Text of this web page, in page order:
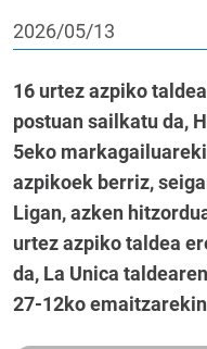
2026/05/13
16 urtez azpiko
postuan sailkatu da,
5eko
azpikoek berriz,
Ligan, azken
urtez azpiko taldea
da, La Unica
27-12ko